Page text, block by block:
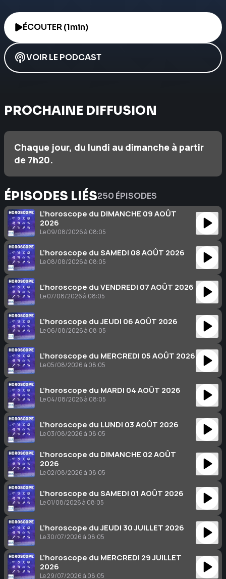
ÉCOUTER (1min)
VOIR LE PODCAST
PROCHAINE DIFFUSION
Chaque jour, du lundi au dimanche à partir
de 7h20.
ÉPISODES LIÉS250 ÉPISODES
L’horoscope du DIMANCHE 09 AOÛT
2026
Le 09/08/2026 à 08:05
L’horoscope du SAMEDI 08 AOÛT 2026
Le 08/08/2026 à 08:05
L’horoscope du VENDREDI 07 AOÛT 2026
Le 07/08/2026 à 08:05
L’horoscope du JEUDI 06 AOÛT 2026
Le 06/08/2026 à 08:05
L’horoscope du MERCREDI 05 AOÛT 2026
Le 05/08/2026 à 08:05
L’horoscope du MARDI 04 AOÛT 2026
Le 04/08/2026 à 08:05
L’horoscope du LUNDI 03 AOÛT 2026
Le 03/08/2026 à 08:05
L’horoscope du DIMANCHE 02 AOÛT
2026
Le 02/08/2026 à 08:05
L’horoscope du SAMEDI 01 AOÛT 2026
Le 01/08/2026 à 08:05
L’horoscope du JEUDI 30 JUILLET 2026
Le 30/07/2026 à 08:05
L’horoscope du MERCREDI 29 JUILLET
2026
Le 29/07/2026 à 08:05